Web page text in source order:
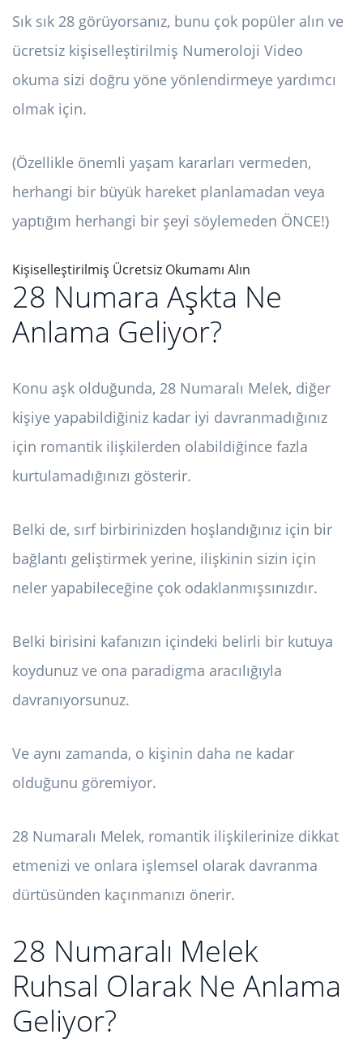
Sık sık 28 görüyorsanız, bunu çok popüler alın ve
ücretsiz kişiselleştirilmiş Numeroloji Video
okuma sizi doğru yöne yönlendirmeye yardımcı
olmak için.
(Özellikle önemli yaşam kararları vermeden,
herhangi bir büyük hareket planlamadan veya
yaptığım herhangi bir şeyi söylemeden ÖNCE!)
Kişiselleştirilmiş Ücretsiz Okumamı Alın
28 Numara Aşkta Ne
Anlama Geliyor?
Konu aşk olduğunda, 28 Numaralı Melek, diğer
kişiye yapabildiğiniz kadar iyi davranmadığınız
için romantik ilişkilerden olabildiğince fazla
kurtulamadığınızı gösterir.
Belki de, sırf birbirinizden hoşlandığınız için bir
bağlantı geliştirmek yerine, ilişkinin sizin için
neler yapabileceğine çok odaklanmışsınızdır.
Belki birisini kafanızın içindeki belirli bir kutuya
koydunuz ve ona paradigma aracılığıyla
davranıyorsunuz.
Ve aynı zamanda, o kişinin daha ne kadar
olduğunu göremiyor.
28 Numaralı Melek, romantik ilişkilerinize dikkat
etmenizi ve onlara işlemsel olarak davranma
dürtüsünden kaçınmanızı önerir.
28 Numaralı Melek
Ruhsal Olarak Ne Anlama
Geliyor?